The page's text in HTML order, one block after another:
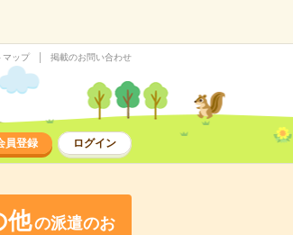
マップ 掲載のお問い合わせ
員登録 ログイン
他の派遣のお